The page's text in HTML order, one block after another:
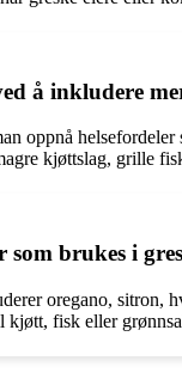
å inkludere
oppnå
kjøttslag, grille
brukes i
oregano,
kjøtt, fisk eller